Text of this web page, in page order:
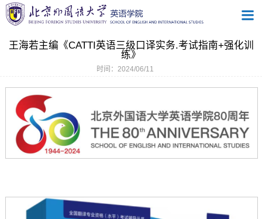
王海若主编《CATTI英语三级口译实务.考试指南+强化训
练》
时间：2024/06/11